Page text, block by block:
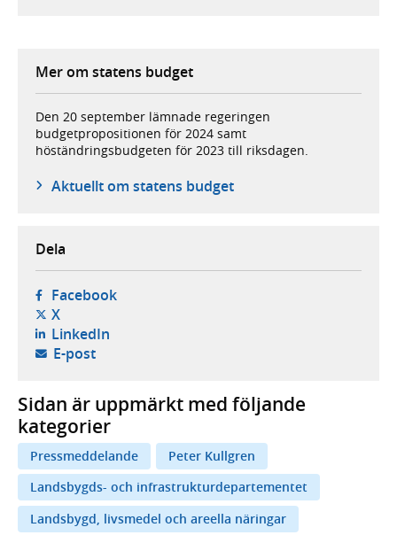
Mer om statens budget
Den 20 september lämnade regeringen
budgetpropositionen för 2024 samt
höständringsbudgeten för 2023 till riksdagen.
Aktuellt om statens budget
Dela
Facebook- öppnas i ny flik, extern webbplats,
X- öppnas i ny flik, extern webbplats,
LinkedIn- öppnas i ny flik, extern webbplats,
E-post- öppnar din e-postklient,
Sidan är uppmärkt med följande
kategorier
Pressmeddelande
Peter Kullgren
Landsbygds- och infrastrukturdepartementet
Landsbygd, livsmedel och areella näringar